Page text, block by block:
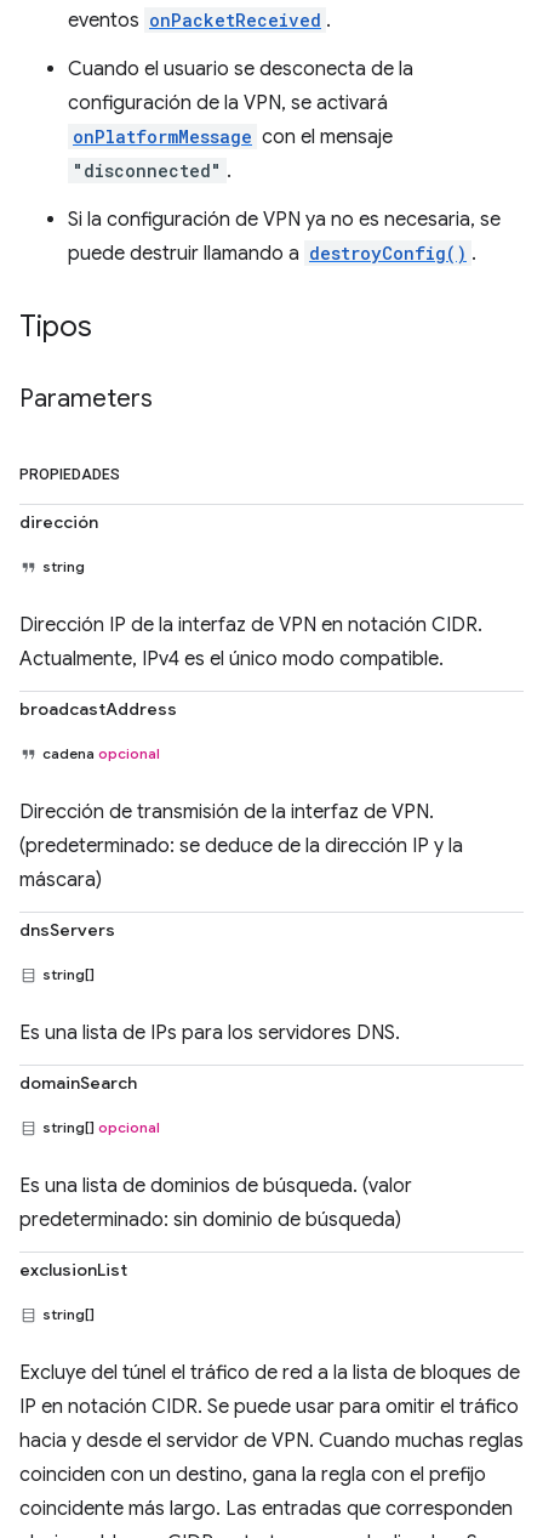
eventos onPacketReceived .
Cuando el usuario se desconecta de la
configuración de la VPN, se activará
onPlatformMessage con el mensaje
"disconnected" .
Si la configuración de VPN ya no es necesaria, se
puede destruir llamando a destroyConfig() .
Tipos
Parameters
PROPIEDADES
dirección
string
Dirección IP de la interfaz de VPN en notación CIDR.
Actualmente, IPv4 es el único modo compatible.
broadcastAddress
cadena opcional
Dirección de transmisión de la interfaz de VPN.
(predeterminado: se deduce de la dirección IP y la
máscara)
dnsServers
string[]
Es una lista de IPs para los servidores DNS.
domainSearch
string[] opcional
Es una lista de dominios de búsqueda. (valor
predeterminado: sin dominio de búsqueda)
exclusionList
string[]
Excluye del túnel el tráfico de red a la lista de bloques de
IP en notación CIDR. Se puede usar para omitir el tráfico
hacia y desde el servidor de VPN. Cuando muchas reglas
coinciden con un destino, gana la regla con el prefijo
coincidente más largo. Las entradas que corresponden